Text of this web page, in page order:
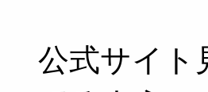
公式サイト